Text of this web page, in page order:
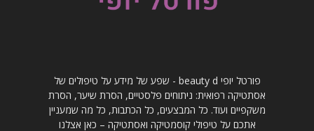
פורטל יופי beauty d - שפע של מידע על טיפולים של
אסתטיקה רפואית: ניתוחים פלסטיים, הסרת שיער, הסרת
משקפיים ועוד. כל המבצעים, כל הכתבות, כל מה שמעניין
אתכם על טיפולי קוסמטיקה ואסתטיקה – כאן אצלנו